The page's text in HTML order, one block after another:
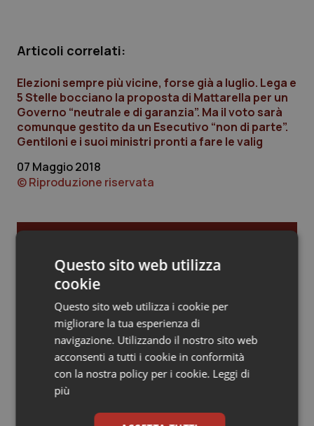
Molise
Piemonte
Provincia Autonoma di Bolzano
Sardegna
Sicilia
Toscana
Umbria
Epatiti
HIV
Infezioni & Febbre
Malattia di Crohn & Rettocolite Ulcerosa
Neuroscienze & patologie neurodegenerative
Obesità
Oftalmologia
Articoli correlati:
Elezioni sempre più vicine, forse già a luglio. Lega e
5 Stelle bocciano la proposta di Mattarella per un
Governo “neutrale e di garanzia”. Ma il voto sarà
comunque gestito da un Esecutivo “non di parte”.
Gentiloni e i suoi ministri pronti a fare le valig
07 Maggio 2018
© Riproduzione riservata
Gold
compliance, GDPR e Risk management
Gestione dell'Ipertensione resistente:
dalle Linee Guida alle terapie innovative
Questo sito web utilizza
cookie
Questo sito web utilizza i cookie per
migliorare la tua esperienza di
navigazione. Utilizzando il nostro sito web
acconsenti a tutti i cookie in conformità
con la nostra policy per i cookie. Leggi di
più